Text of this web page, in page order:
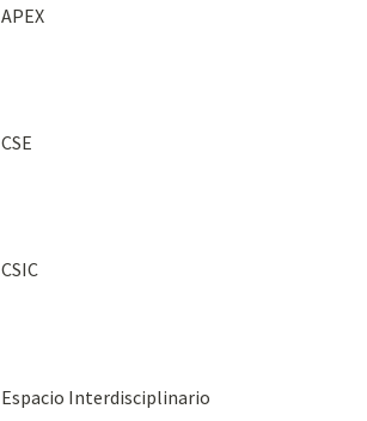
APEX
CSE
CSIC
Espacio Interdisciplinario